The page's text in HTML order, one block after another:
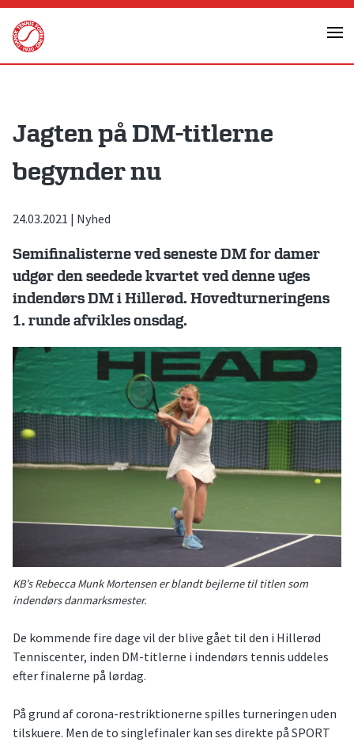
Skip
content
Jagten på DM-titlerne
begynder nu
24.03.2021 | Nyhed
Semifinalisterne ved seneste DM for damer
udgør den seedede kvartet ved denne uges
indendørs DM i Hillerød. Hovedturneringens
1. runde afvikles onsdag.
KB’s Rebecca Munk Mortensen er blandt bejlerne til titlen som
indendørs danmarksmester.
De kommende fire dage vil der blive gået til den i Hillerød
Tenniscenter, inden DM-titlerne i indendørs tennis uddeles
efter finalerne på lørdag.
På grund af corona-restriktionerne spilles turneringen uden
tilskuere. Men de to singlefinaler kan ses direkte på SPORT